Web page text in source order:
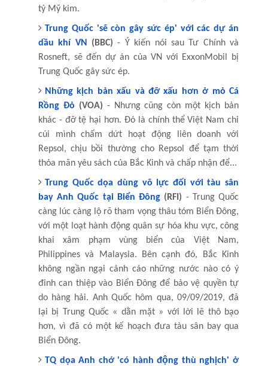
tỷ Mỹ kim.
Trung Quốc 'sẽ còn gây sức ép' với các dự án
dầu khí VN
(BBC) - Ý kiến nói sau Tư Chính và
Rosneft, sẽ đến dự án của VN với ExxonMobil bị
Trung Quốc gây sức ép.
Những kịch bản xấu và đỡ xấu hơn ở mỏ Cá
Rồng Đỏ (VOA) - Nhưng cũng còn một kịch bản
khác - đỡ tệ hại hơn. Đó là chính thể Việt Nam chỉ
cúi mình chấm dứt hoạt động liên doanh với
Repsol, chịu bồi thường cho Repsol để tạm thời
thỏa mãn yêu sách của Bắc Kinh và chấp nhận để...
Trung Quốc dọa dùng võ lực đối với tàu sân
bay Anh Quốc tại Biển Đông (RFI) - Trung Quốc
càng lúc càng lộ rõ tham vọng thâu tóm Biển Đông,
với một loạt hành động quân sự hóa khu vực, công
khai xâm phạm vùng biển của Việt Nam,
Philippines và Malaysia. Bên cạnh đó, Bắc Kinh
không ngần ngại cảnh cáo những nước nào có ý
đinh can thiệp vào Biển Đông để bảo vệ quyền tự
do hàng hải. Anh Quốc hôm qua, 09/09/2019, đã
lại bị Trung Quốc « dằn mặt » với lời lẽ thô bạo
hơn, vì đã có một kế hoạch đưa tàu sân bay qua
Biển Đông.
TQ dọa Anh chớ 'có hành động thù nghịch' ở